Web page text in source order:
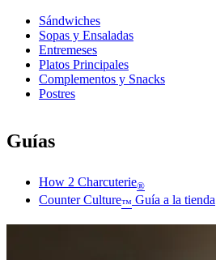
Sándwiches
Sopas y Ensaladas
Entremeses
Platos Principales
Complementos y Snacks
Postres
Guías
How 2 Charcuterie®
Counter Culture™ Guía a la tienda